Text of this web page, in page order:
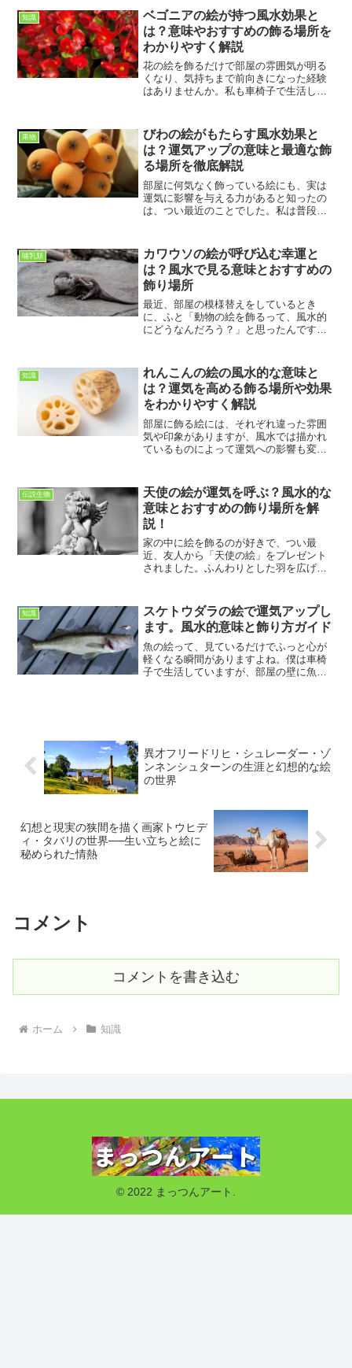
知識
ベゴニアの絵が持つ風水効果と
は？意味やおすすめの飾る場所を
わかりやすく解説
花の絵を飾るだけで部屋の雰囲気が明る
くなり、気持ちまで前向きになった経験
はありませんか。私も車椅子で生活して
中で興味を持ったのが、花の絵と風水の
関係です。今回ご紹介する...
果物
びわの絵がもたらす風水効果と
は？運気アップの意味と最適な飾
る場所を徹底解説
部屋に何気なく飾っている絵にも、実は
運気に影響を与える力があると知ったの
は、つい最近のことでした。私は普段、
分、部屋の雰囲気や居心地にはかなり敏
感で、少しでも気分が上がる...
哺乳類
カワウソの絵が呼び込む幸運と
は？風水で見る意味とおすすめの
飾り場所
最近、部屋の模様替えをしているとき
に、ふと「動物の絵を飾るって、風水的
にどうなんだろう？」と思ったんです。
しまいました。ぬいぐるみや置物ではよ
く見かけますが、「カワウソ...
知識
れんこんの絵の風水的な意味と
は？運気を高める飾る場所や効果
をわかりやすく解説
部屋に飾る絵には、それぞれ違った雰囲
気や印象がありますが、風水では描かれ
ているものによって運気への影響も変わ
まざまな意味があることを知り、とても
驚きました。その中でも特...
伝説生物
天使の絵が運気を呼ぶ？風水的な
意味とおすすめの飾り場所を解
説！
家の中に絵を飾るのが好きで、つい最
近、友人から「天使の絵」をプレゼント
されました。ふんわりとした羽を広げた
な安心感があります。もともと私は風水
にも少し興味があり、「天使...
知識
スケトウダラの絵で運気アップし
ます。風水的意味と飾り方ガイド
魚の絵って、見ているだけでふっと心が
軽くなる瞬間がありますよね。僕は車椅
子で生活していますが、部屋の壁に魚の
異才フリードリヒ・シュレーダー・ゾ
ンネンシュターンの生涯と幻想的な絵
の世界
幻想と現実の狭間を描く画家トウヒデ
ィ・タバリの世界──生い立ちと絵に
秘められた情熱
コメント
コメントを書き込む
ホーム 知識
© 2022 まっつんアート.